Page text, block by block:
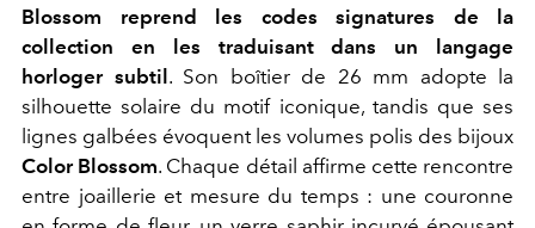
Blossom reprend les codes signatures de la
collection en les traduisant dans un langage
horloger subtil . Son boîtier de 26 mm adopte la
silhouette solaire du motif iconique, tandis que ses
lignes galbées évoquent les volumes polis des bijoux
Color Blossom. Chaque détail affirme cette rencontre
entre joaillerie et mesure du temps : une couronne